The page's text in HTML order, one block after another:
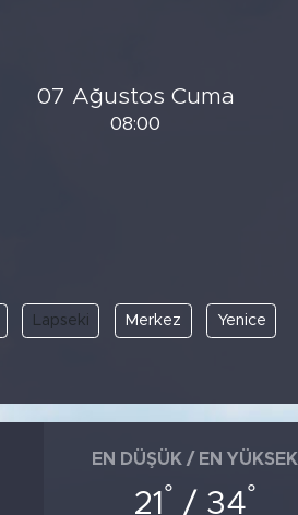
07 Ağustos Cuma
08:00
Lapseki Merkez Yenice
EN DÜŞÜK / EN YÜKSEK
21 ° / 34°